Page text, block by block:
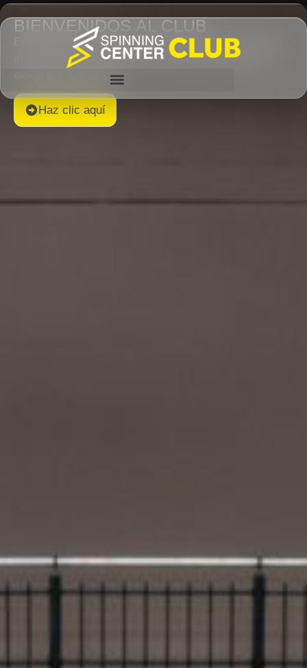
BIENVENIDOS AL CLUB
Entrenamiento de alto rendimiento, espacios de trabajo
inspiradores y experiencias sociales diseñadas para
elevar tu estilo de vida.
Haz clic aquí